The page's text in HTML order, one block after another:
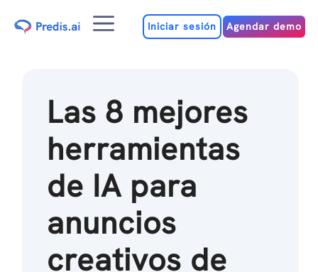
MenúIniciar sesión Agendar demo
Las 8 mejores
herramientas
de IA para
anuncios
creativos de